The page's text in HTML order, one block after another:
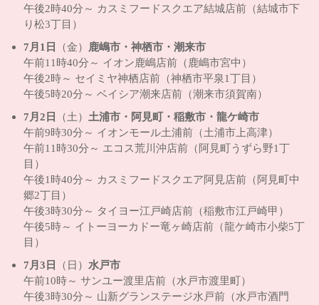
午後2時40分～ カスミフードスクエア結城店前（結城市下
り松3丁目）
7月1日
（金） 鹿嶋市・神栖市・潮来市
午前11時40分～ イオン鹿嶋店前（鹿嶋市宮中）
午後2時～ セイミヤ神栖店前（神栖市平泉1丁目）
午後5時20分～ ベイシア潮来店前（潮来市須賀南）
7月2日
（土） 土浦市・阿見町・稲敷市・龍ケ崎市
午前9時30分～ イオンモール土浦前（土浦市上高津）
午前11時30分～ エコス荒川沖店前（阿見町うずら野1丁
目）
午後1時40分～ カスミフードスクエア阿見店前（阿見町中
郷2丁目）
午後3時30分～ タイヨー江戸崎店前（稲敷市江戸崎甲）
午後5時～ イトーヨーカドー竜ヶ崎店前（龍ケ崎市小柴5丁
目）
7月3日
（日） 水戸市
午前10時～ サンユー渡里店前（水戸市渡里町）
午後3時30分～ 山新グランステージ水戸前（水戸市酒門